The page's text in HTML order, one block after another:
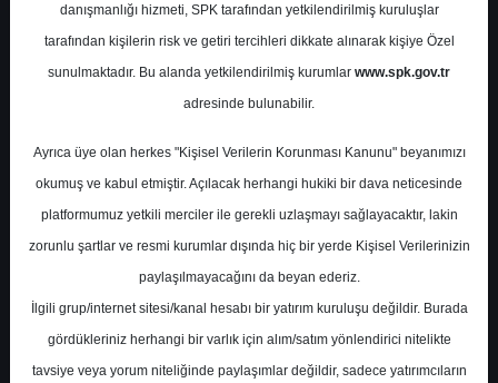
Ak Yatırım - Bankacılık
Sektörü Kar Beklentileri
A- A+
danışmanlığı hizmeti, SPK tarafından yetkilendirilmiş kuruluşlar
tarafından kişilerin risk ve getiri tercihleri dikkate alınarak kişiye Özel
sunulmaktadır. Bu alanda yetkilendirilmiş kurumlar www.spk.gov.tr
adresinde bulunabilir.
Ayrıca üye olan herkes "Kişisel Verilerin Korunması Kanunu" beyanımızı
okumuş ve kabul etmiştir. Açılacak herhangi hukiki bir dava neticesinde
platformumuz yetkili merciler ile gerekli uzlaşmayı sağlayacaktır, lakin
zorunlu şartlar ve resmi kurumlar dışında hiç bir yerde Kişisel Verilerinizin
paylaşılmayacağını da beyan ederiz.
İlgili grup/internet sitesi/kanal hesabı bir yatırım kuruluşu değildir. Burada
gördükleriniz herhangi bir varlık için alım/satım yönlendirici nitelikte
tavsiye veya yorum niteliğinde paylaşımlar değildir, sadece yatırımcıların